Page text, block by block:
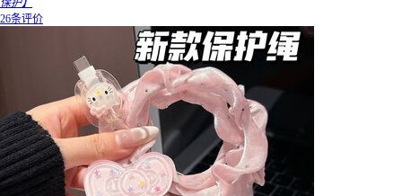
保护】
26条评价